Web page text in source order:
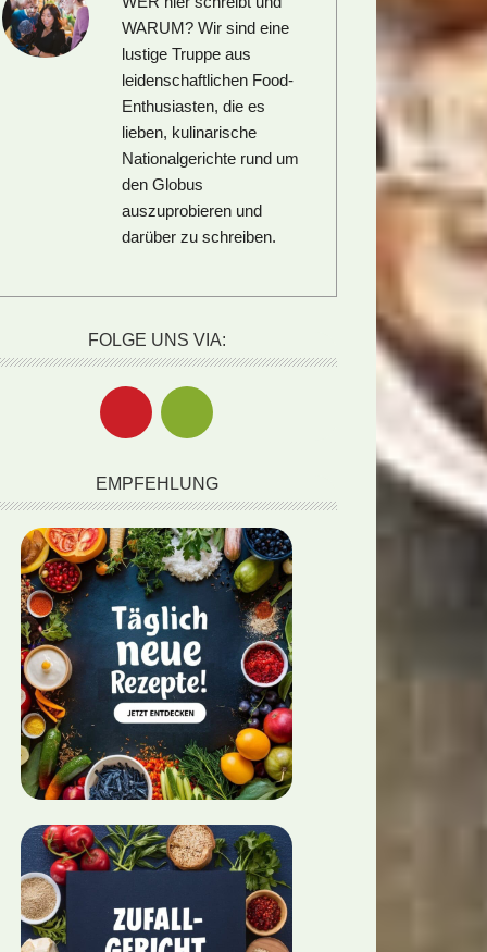
WARUM?Wir sind eine
lustige Truppe aus
leidenschaftlichen Food-
Enthusiasten, die es
lieben, kulinarische
Nationalgerichte rund um
den Globus
auszuprobieren und
darüber zu schreiben.
FOLGE UNS VIA:
EMPFEHLUNG